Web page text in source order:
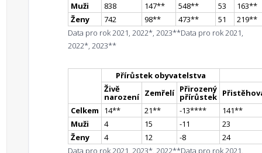
Muži
838 147** 548** 53 163**
Ženy
742 98** 473** 51 219**
Data pro rok 2021, 2022*, 2023**Data pro rok 2021,
2022*, 2023**
Přírůstek obyvatelstva
Živě
narození Zemřelí Přirozený
přírůstek
Celkem
14** 21** -13**** 141**
Muži
4 15 -11
23
Ženy
4 12 -8
24
Data pro rok 2021, 2023*, 2022**Data pro rok 2021,